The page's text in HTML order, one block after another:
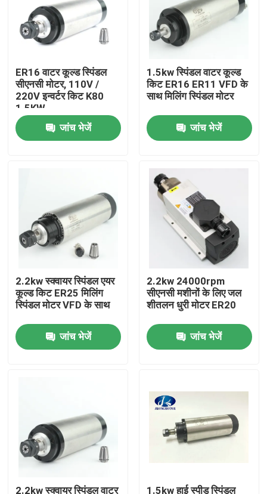
हमारे बारे में
कारखाना भ्रमण
गुणवत्ता नियंत्रण
संपर्क करें
एकीकृत स्टेपर सर्वो मोटर
एकीकृत डीसी सर्वो मोटर
ब्रशलेस डीसी मोटर
ER16 वाटर कूल्ड स्पिंडल
सीएनसी मोटर, 110V /
220V इन्वर्टर किट K80
1.5KW
जांच भेजें
1.5kw स्पिंडल वाटर कूल्ड
किट ER16 ER11 VFD के
साथ मिलिंग स्पिंडल मोटर
जांच भेजें
2.2kw स्क्वायर स्पिंडल एयर
कूल्ड किट ER25 मिलिंग
स्पिंडल मोटर VFD के साथ
जांच भेजें
2.2kw 24000rpm
सीएनसी मशीनों के लिए जल
शीतलन धुरी मोटर ER20
जांच भेजें
2.2kw स्क्वायर स्पिंडल वाटर 1.5kw हाई स्पीड स्पिंडल